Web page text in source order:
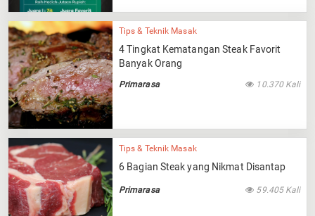
Tips & Teknik Masak
4 Tingkat Kematangan Steak Favorit
Banyak Orang
Primarasa 10.370 Kali
Tips & Teknik Masak
6 Bagian Steak yang Nikmat Disantap
Primarasa 59.405 Kali